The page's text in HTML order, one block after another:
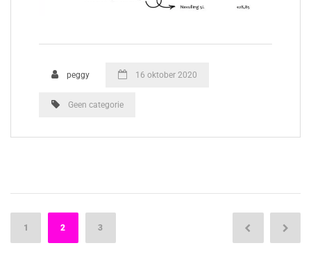
peggy 16 oktober 2020
Geen categorie
Berichten
paginering
1 2 3